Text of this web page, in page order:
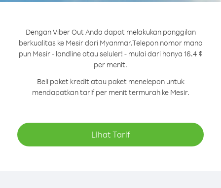
Dengan Viber Out Anda dapat melakukan panggilan
berkualitas ke Mesir dari Myanmar.Telepon nomor mana
pun Mesir - landline atau seluler! - mulai dari hanya 16.4 ¢
per menit.
Beli paket kredit atau paket menelepon untuk
mendapatkan tarif per menit termurah ke Mesir.
Lihat Tarif